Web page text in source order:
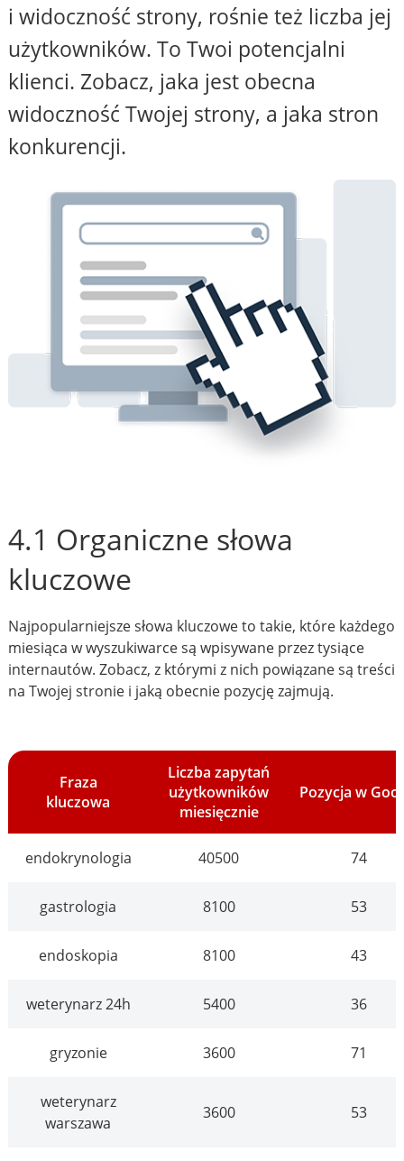
i widoczność strony, rośnie też liczba jej
użytkowników. To Twoi potencjalni
klienci. Zobacz, jaka jest obecna
widoczność Twojej strony, a jaka stron
konkurencji.
4.1 Organiczne słowa
kluczowe
Najpopularniejsze słowa kluczowe to takie, które każdego
miesiąca w wyszukiwarce są wpisywane przez tysiące
internautów. Zobacz, z którymi z nich powiązane są treści
na Twojej stronie i jaką obecnie pozycję zajmują.
Fraza
kluczowa
Liczba zapytań
użytkowników
miesięcznie
Pozycja w
endokrynologia 40500 74
gastrologia 8100 53
endoskopia 8100 43
weterynarz 24h 5400 36
gryzonie 3600 71
weterynarz
warszawa
3600 53